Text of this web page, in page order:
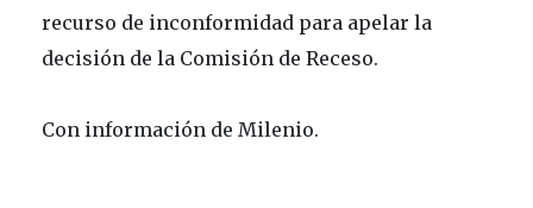
recurso de inconformidad para apelar la
decisión de la Comisión de Receso.
Con información de Milenio.